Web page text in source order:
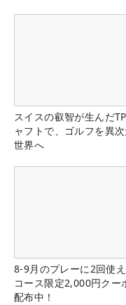
スイスの叡智が生んだ
ャフトで、ゴルフを異
世界へ
8-9月のプレーに2回使え
コース限定2,000円クー
配布中！